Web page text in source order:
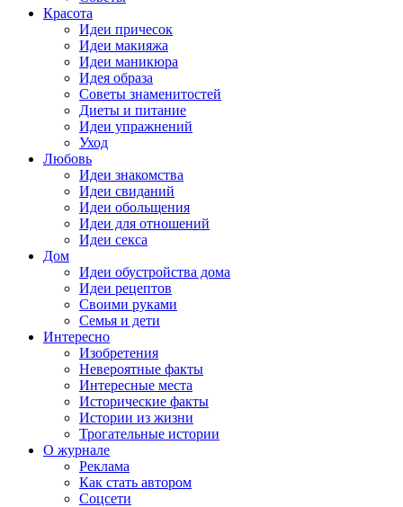
Красота
Идеи причесок
Идеи макияжа
Идеи маникюра
Идея образа
Советы знаменитостей
Диеты и питание
Идеи упражнений
Уход
Любовь
Идеи знакомства
Идеи свиданий
Идеи обольщения
Идеи для отношений
Идеи секса
Дом
Идеи обустройства дома
Идеи рецептов
Своими руками
Семья и дети
Интересно
Изобретения
Невероятные факты
Интересные места
Исторические факты
Истории из жизни
Трогательные истории
О журнале
Реклама
Как стать автором
Соцсети